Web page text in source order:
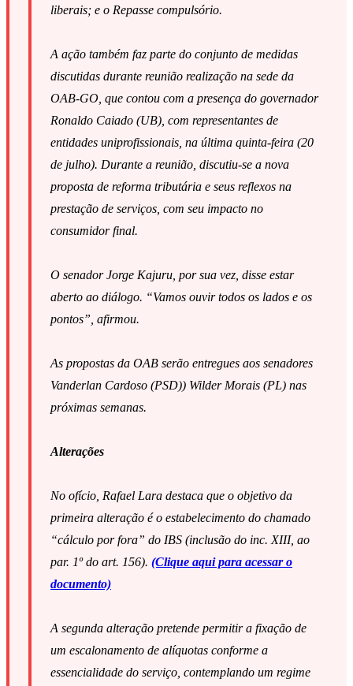
liberais; e o Repasse compulsório.
A ação também faz parte do conjunto de medidas
discutidas durante reunião realização na sede da
OAB-GO, que contou com a presença do governador
Ronaldo Caiado (UB), com representantes de
entidades uniprofissionais, na última quinta-feira (20
de julho). Durante a reunião, discutiu-se a nova
proposta de reforma tributária e seus reflexos na
prestação de serviços, com seu impacto no
consumidor final.
O senador Jorge Kajuru, por sua vez, disse estar
aberto ao diálogo. “Vamos ouvir todos os lados e os
pontos”, afirmou.
As propostas da OAB serão entregues aos senadores
Vanderlan Cardoso (PSD)) Wilder Morais (PL) nas
próximas semanas.
Alterações
No ofício, Rafael Lara destaca que o objetivo da
primeira alteração é o estabelecimento do chamado
“cálculo por fora” do IBS (inclusão do inc. XIII, ao
par. 1º do art. 156). (Clique aqui para acessar o
documento)
A segunda alteração pretende permitir a fixação de
um escalonamento de alíquotas conforme a
essencialidade do serviço, contemplando um regime